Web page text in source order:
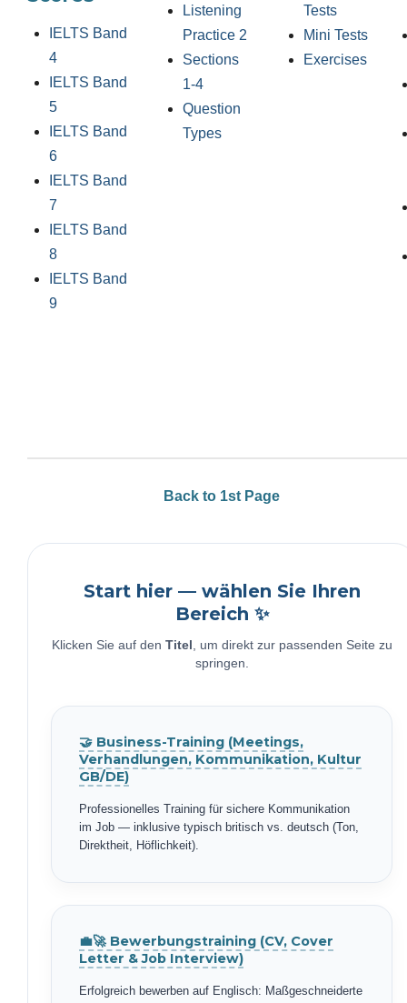
IELTS Band
4
IELTS Band
5
IELTS Band
6
IELTS Band
7
IELTS Band
8
IELTS Band
9
Listening
Practice 2
Sections
1-4
Question
Types
Tests
Mini Tests
Exercises
Back to 1st Page
Start hier — wählen Sie Ihren
Bereich ✨
Klicken Sie auf den Titel
, um direkt zur passenden Seite zu
springen.
🤝 Business-Training (Meetings,
Verhandlungen, Kommunikation, Kultur
GB/DE)
Professionelles Training für sichere Kommunikation
im Job — inklusive typisch britisch vs. deutsch (Ton,
Direktheit, Höflichkeit).
💼🚀 Bewerbungstraining (CV, Cover
Letter & Job Interview)
Erfolgreich bewerben auf Englisch: Maßgeschneiderte